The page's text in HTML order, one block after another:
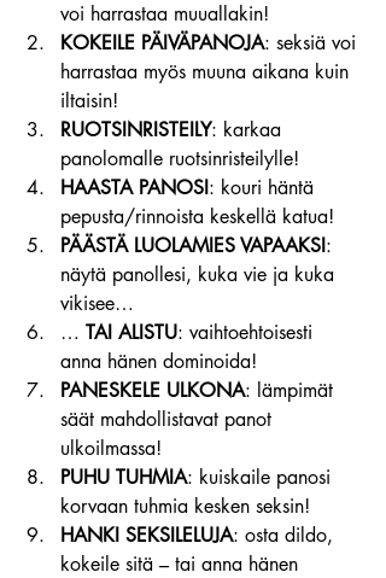
voi harrastaa muuallakin!
KOKEILE PÄIVÄPANOJA: seksiä voi
harrastaa myös muuna aikana kuin
iltaisin!
RUOTSINRISTEILY: karkaa
panolomalle ruotsinristeilylle!
HAASTA PANOSI: kouri häntä
pepusta/rinnoista keskellä katua!
PÄÄSTÄ LUOLAMIES VAPAAKSI:
näytä panollesi, kuka vie ja kuka
vikisee…
… TAI ALISTU: vaihtoehtoisesti
anna hänen dominoida!
PANESKELE ULKONA: lämpimät
säät mahdollistavat panot
ulkoilmassa!
PUHU TUHMIA: kuiskaile panosi
korvaan tuhmia kesken seksin!
HANKI SEKSILELUJA: osta dildo,
kokeile sitä – tai anna hänen